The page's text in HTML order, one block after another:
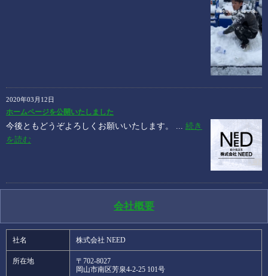
2020年03月12日
ホームページを公開いたしました
今後ともどうぞよろしくお願いいたします。 ... 続き
を読む
会社概要
社名 株式会社 NEED
所在地
〒702-8027
岡山市南区芳泉4-2-25 101号